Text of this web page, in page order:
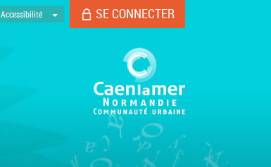
Accessibilité SE CONNECTER